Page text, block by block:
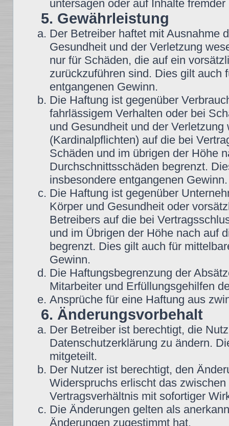
untersagen oder auf Inhalte
5. Gewährleistung
Der Betreiber haftet mit Ausnahme
Gesundheit und der Verletzung
nur für Schäden, die auf ein
zurückzuführen sind. Dies gilt auch
entgangenen Gewinn.
Die Haftung ist gegenüber
fahrlässigem Verhalten oder bei
und Gesundheit und der
(Kardinalpflichten) auf die bei
Schäden und im übrigen der Höhe
Durchschnittsschäden begrenzt.
insbesondere entgangenen Gewinn.
Die Haftung ist gegenüber
Körper und Gesundheit oder
Betreibers auf die bei
und im Übrigen der Höhe nach auf
begrenzt. Dies gilt auch für
Gewinn.
Die Haftungsbegrenzung der
Mitarbeiter und Erfüllungsgehilfen
Ansprüche für eine Haftung aus
6. Änderungsvorbehalt
Der Betreiber ist berechtigt, die
Datenschutzerklärung zu ändern.
mitgeteilt.
Der Nutzer ist berechtigt, den
Widerspruchs erlischt das
Vertragsverhältnis mit sofortiger
Die Änderungen gelten als
Änderungen zugestimmt hat.